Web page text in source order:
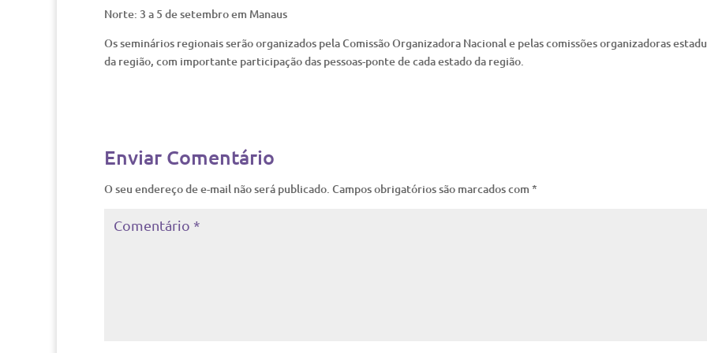
Norte: 3 a 5 de setembro em Manaus
Os seminários regionais serão organizados pela Comissão Organizadora Nacional e pelas comissões organizadoras
da região, com importante participação das pessoas-ponte de cada estado da região.
Enviar Comentário
O seu endereço de e-mail não será publicado. Campos obrigatórios são marcados com *